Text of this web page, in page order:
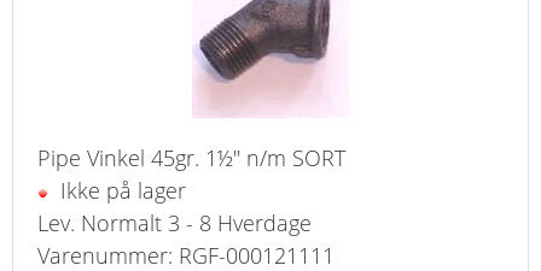
Pipe Vinkel 45gr. 1½" n/m SORT
Ikke på lager
Lev. Normalt 3 - 8 Hverdage
Varenummer: RGF-000121111